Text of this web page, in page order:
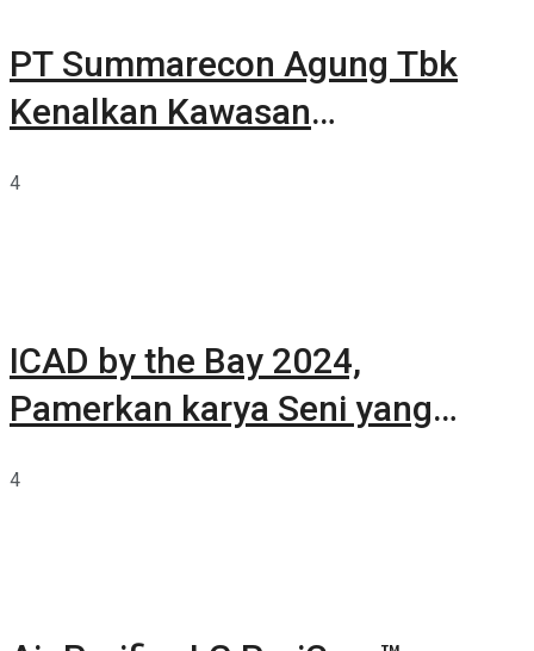
PT Summarecon Agung Tbk
Kenalkan Kawasan
4
ICAD by the Bay 2024,
Pamerkan karya Seni yang
4